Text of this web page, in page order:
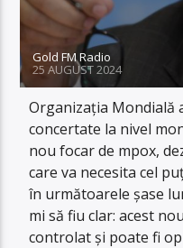
Gold FM Radio
25 AUGUST 2024
Organizația Mondială
concertate la nivel
nou focar de mpox,
care va necesita cel
în următoarele șase
mi să fiu clar: acest
controlat și poate fi